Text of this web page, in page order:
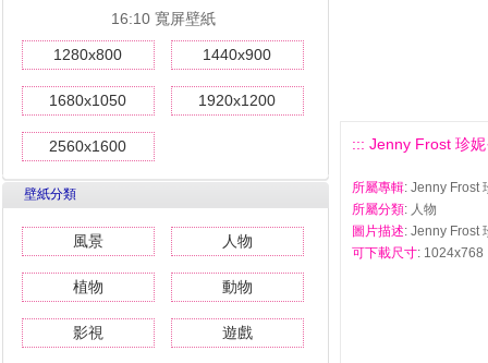
16:10 寬屏壁紙
1280x800 1440x900
1680x1050 1920x1200
2560x1600
壁紙分類
風景 人物
植物 動物
影視 遊戲
::: Jenny Frost 珍
所屬專輯: Jenny Frost
所屬分類: 人物
圖片描述: Jenny Frost
可下載尺寸: